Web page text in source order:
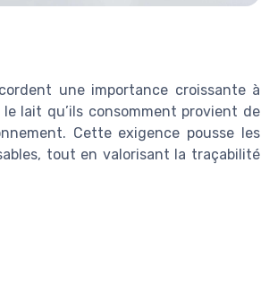
une importance croissante à
lait qu’ils consomment provient de
Cette exigence pousse les
tout en valorisant la traçabilité